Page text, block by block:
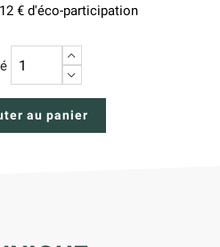
€ d'éco-participation
+
−
au panier